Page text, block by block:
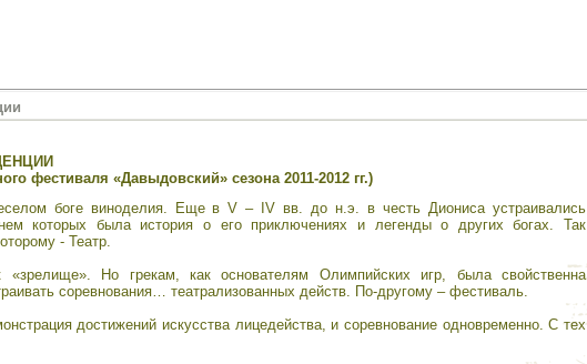
фестиваля «Давыдовский» сезона 2011-2012 гг.)
боге виноделия. Еще в V – IV вв. до н.э. в честь Диониса устраивались
которых была история о его приключениях и легенды о других богах. Так
- Театр.
«зрелище». Но грекам, как основателям Олимпийских игр, была свойственна
соревнования… театрализованных действ. По-другому – фестиваль.
достижений искусства лицедейства, и соревнование одновременно. С тех